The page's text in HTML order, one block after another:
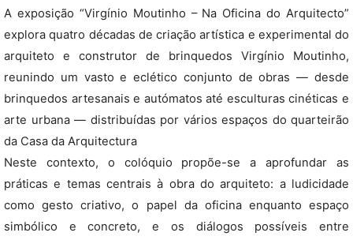
A exposição “Virgínio Moutinho – Na Oficina do Arquitecto”
explora quatro décadas de criação artística e experimental do
arquiteto e construtor de brinquedos Virgínio Moutinho,
reunindo um vasto e eclético conjunto de obras — desde
brinquedos artesanais e autómatos até esculturas cinéticas e
arte urbana — distribuídas por vários espaços do quarteirão
da Casa da Arquitectura
Neste contexto, o colóquio propõe-se a aprofundar as
práticas e temas centrais à obra do arquiteto: a ludicidade
como gesto criativo, o papel da oficina enquanto espaço
simbólico e concreto, e os diálogos possíveis entre